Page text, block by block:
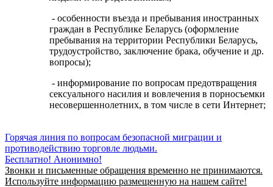
- особенности въезда и пребывания иностранных
граждан в Республике Беларусь (оформление
пребывания на территории Республики Беларусь,
трудоустройство, заключение брака, обучение и др.
вопросы);
- информирование по вопросам предотвращения
сексуального насилия и вовлечения в порносъемки
несовершеннолетних, в том числе в сети Интернет;
Горячая линия по вопросам безопасной миграции и
противодействию торговле людьми.
Бесплатно! Анонимно!
Звонки и письменные обращения временно не принимаются.
Используйте информацию размещенную на нашем сайте!